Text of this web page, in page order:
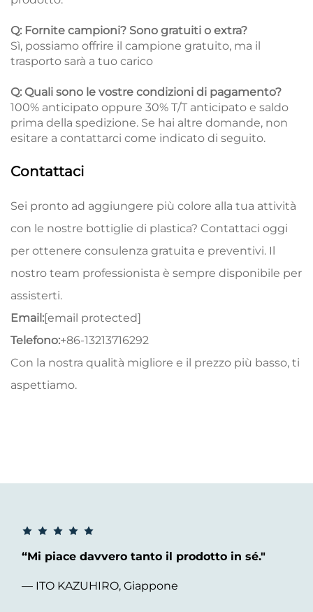
Q: Fornite campioni? Sono gratuiti o extra?
Sì, possiamo offrire il campione gratuito, ma il
trasporto sarà a tuo carico
Q: Quali sono le vostre condizioni di pagamento?
100% anticipato oppure 30% T/T anticipato e saldo
prima della spedizione. Se hai altre domande, non
esitare a contattarci come indicato di seguito.
Contattaci
Sei pronto ad aggiungere più colore alla tua attività
con le nostre bottiglie di plastica? Contattaci oggi
per ottenere consulenza gratuita e preventivi. Il
nostro team professionista è sempre disponibile per
assisterti.
Email:[email protected]
Telefono:+86-13213716292
Con la nostra qualità migliore e il prezzo più basso, ti
aspettiamo.
“Mi piace davvero tanto il prodotto in sé."
— ITO KAZUHIRO, Giappone